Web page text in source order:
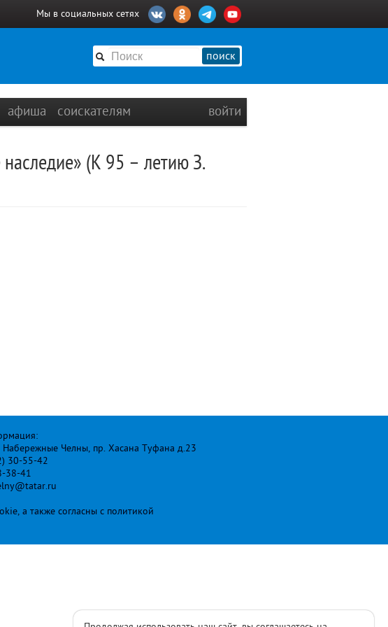
Мы в социальных сетях
поиск
афиша соискателям войти
(К 95 – летию З.
Набережные Челны, пр. Хасана Туфана д.23
30-55-42
38-41
а также согласны с политикой